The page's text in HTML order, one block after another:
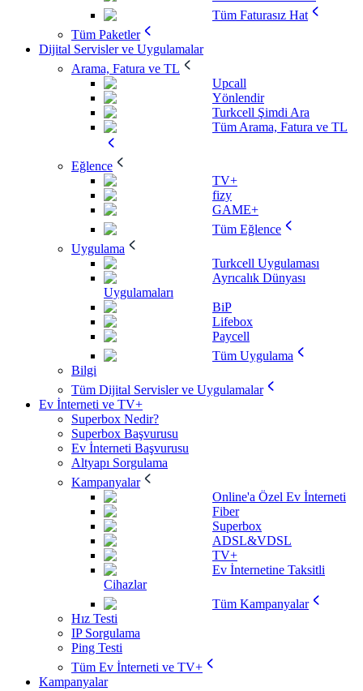
Tüm Faturasız Hat
Tüm Paketler
Dijital Servisler ve Uygulamalar
Arama, Fatura ve TL
Upcall
Yönlendir
Turkcell Şimdi Ara
Tüm Arama, Fatura ve TL
Eğlence
TV+
fizy
GAME+
Tüm Eğlence
Uygulama
Turkcell Uygulaması
Ayrıcalık Dünyası
Uygulamaları
BiP
Lifebox
Paycell
Tüm Uygulama
Bilgi
Tüm Dijital Servisler ve Uygulamalar
Ev İnterneti ve TV+
Superbox Nedir?
Superbox Başvurusu
Ev İnterneti Başvurusu
Altyapı Sorgulama
Kampanyalar
Online'a Özel Ev İnterneti
Fiber
Superbox
ADSL&VDSL
TV+
Ev İnternetine Taksitli
Cihazlar
Tüm Kampanyalar
Hız Testi
IP Sorgulama
Ping Testi
Tüm Ev İnterneti ve TV+
Kampanyalar